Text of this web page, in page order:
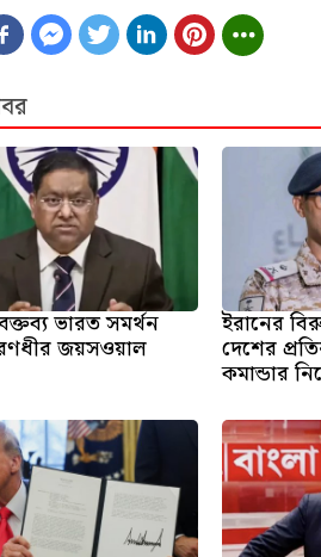
ভারত সমর্থন
জয়সওয়াল
ইরানের
দেশের
কমান্ডার